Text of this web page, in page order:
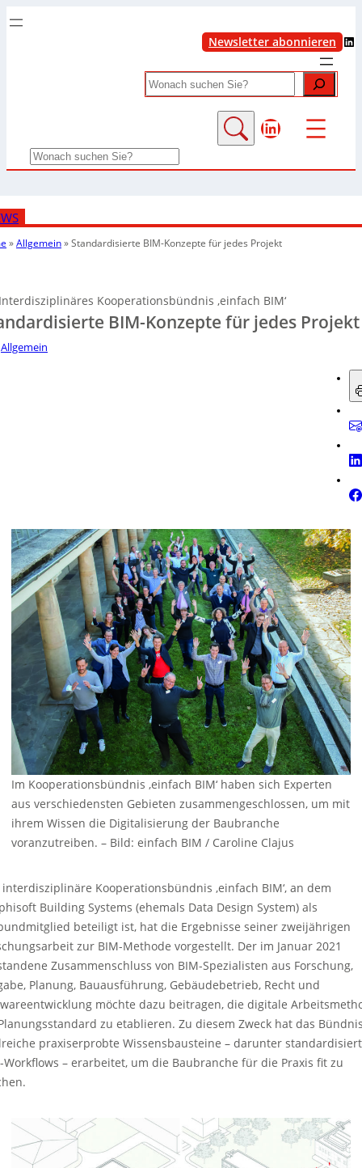
Newsletter abonnieren LinkedIn
Search
LinkedIn
Search
»Allgemein»Standardisierte BIM-Konzepte für jedes Projekt
Kooperationsbündnis ‚einfach BIM‘
BIM-Konzepte für jedes Projekt
Allgemein
Im Kooperationsbündnis ‚einfach BIM‘ haben sich Experten
aus verschiedensten Gebieten zusammengeschlossen, um mit
ihrem Wissen die Digitalisierung der Baubranche
voranzutreiben. – Bild: einfach BIM / Caroline Clajus
interdisziplinäre Kooperationsbündnis ‚einfach BIM‘, an dem
Building Systems (ehemals Data Design System) als
beteiligt ist, hat die Ergebnisse seiner zweijährigen
zur BIM-Methode vorgestellt. Der im Januar 2021
Zusammenschluss von BIM-Spezialisten aus Forschung,
Planung, Bauausführung, Gebäudebetrieb, Recht und
möchte dazu beitragen, die digitale
zu etablieren. Zu diesem Zweck hat das
praxiserprobte Wissensbausteine – darunter
Workflows – erarbeitet, um die Baubranche für die Praxis fit zu